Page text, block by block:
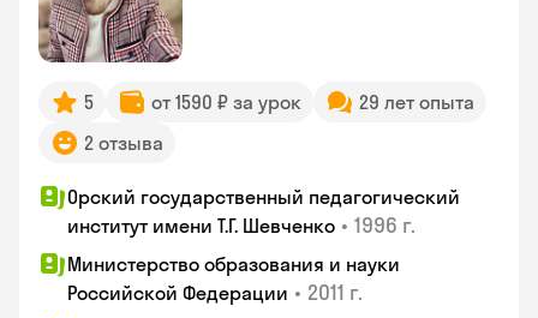
5 от 1590 ₽ за урок
29 лет опыта
2 отзыва
Орский государственный педагогический
институт имени Т.Г. Шевченко • 1996 г.
Министерство образования и науки
Российской Федерации • 2011 г.